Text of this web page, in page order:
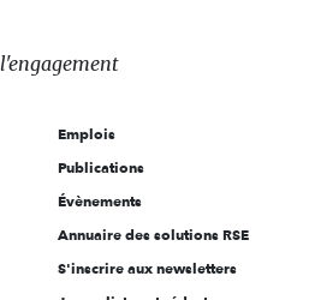
Emplois
Publications
Évènements
Annuaire des solutions RSE
S'inscrire aux newsletters